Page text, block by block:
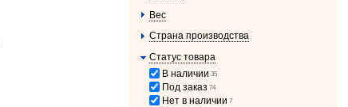
Вес
Страна производства
Статус товара
В наличии 35
Под заказ 74
Нет в наличии 7